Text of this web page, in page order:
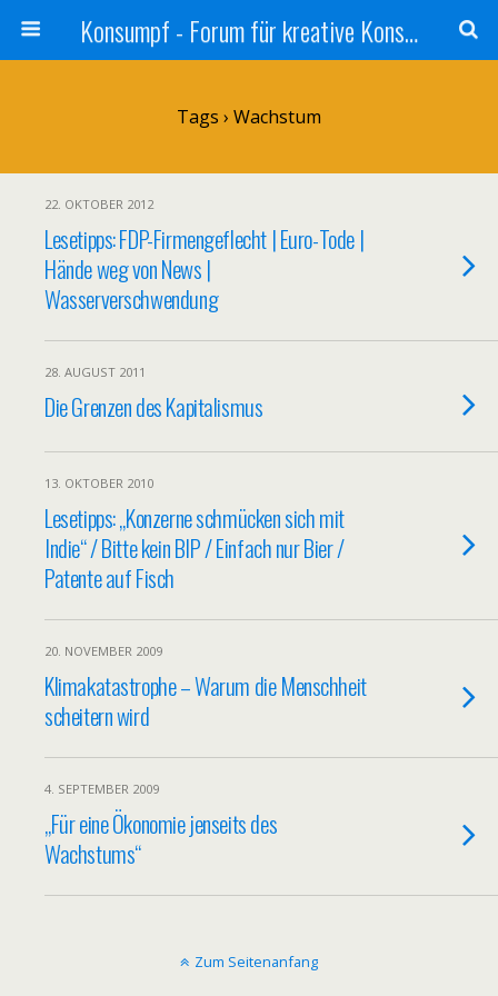
Konsumpf - Forum für kreative Konsumkritik - Culture Jamming, Nachhaltigkeit, Konzernkritik, Adbusting
Tags › Wachstum
22. OKTOBER 2012
Lesetipps: FDP-Firmengeflecht | Euro-Tode |
Hände weg von News |
Wasserverschwendung
28. AUGUST 2011
Die Grenzen des Kapitalismus
13. OKTOBER 2010
Lesetipps: „Konzerne schmücken sich mit
Indie“ / Bitte kein BIP / Einfach nur Bier /
Patente auf Fisch
20. NOVEMBER 2009
Klimakatastrophe – Warum die Menschheit
scheitern wird
4. SEPTEMBER 2009
„Für eine Ökonomie jenseits des
Wachstums“
Zum Seitenanfang